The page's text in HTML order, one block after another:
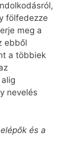
fölfedezze
meg a
ebből
a többiek
nevelés
és a